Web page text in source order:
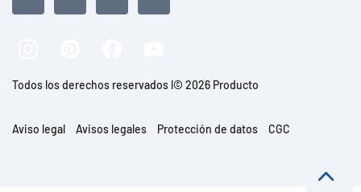
Todos los derechos reservados l© 2026 Producto
Aviso legal Avisos legales Protección de datos CGC